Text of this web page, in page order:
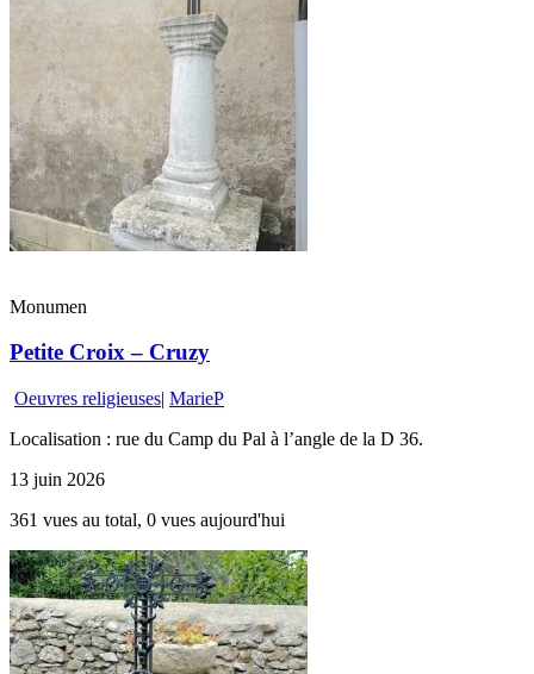
Monumen
Petite Croix – Cruzy
Oeuvres religieuses| MarieP
Localisation : rue du Camp du Pal à l’angle de la D 36.
13 juin 2026
361 vues au total, 0 vues aujourd'hui